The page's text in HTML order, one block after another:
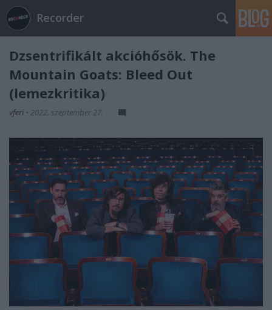
Recorder
Dzsentrifikált akcióhősök. The
Mountain Goats: Bleed Out
(lemezkritika)
vferi • 2022. szeptember 27.